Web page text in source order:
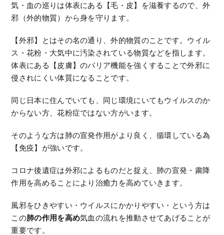
気・血の巡りは体表にある【毛・皮】を滋養するので、外
邪（外的物質）から身を守ります。
【外邪】とはその名の通り、外的物質のことです。ウイル
ス・花粉・大気中に汚染されている物質などを指します。
体表にある【皮膚】のバリア機能を強くすることで外邪に
侵されにくい体質になることです。
同じ日本に住んでいても、同じ環境にいてもウイルスのか
からない方、花粉症ではない方がいます。
そのような方は肺の宣発作用がより良く、循環している為
【免疫】が強いです。
コロナ後遺症は外邪によるものだと捉え、肺の宣発・粛降
作用を高めることにより治癒力を高めていきます。
風邪をひきやすい・ウイルスにかかりやすい・という方は
この肺の作用を高め気血の流れを推動させてあげることが
重要です。